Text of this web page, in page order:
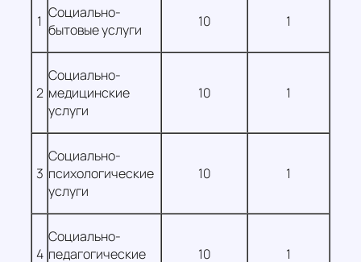
1 Социально-
бытовые услуги
10 1
2
Социально-
медицинские
услуги
10 1
3
Социально-
психологические
услуги
10 1
4
Социально-
педагогические
10 1